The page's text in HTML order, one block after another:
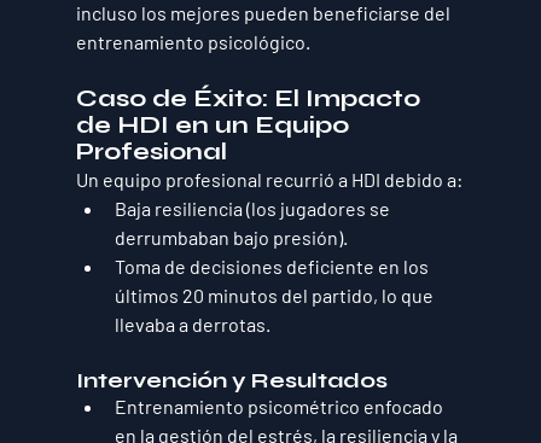
incluso los mejores pueden beneficiarse del
entrenamiento psicológico.
Caso de Éxito: El Impacto
de HDI en un Equipo
Profesional
Un equipo profesional recurrió a HDI debido a:
Baja resiliencia (los jugadores se
derrumbaban bajo presión).
Toma de decisiones deficiente en los
últimos 20 minutos del partido, lo que
llevaba a derrotas.
Intervención y Resultados
Entrenamiento psicométrico enfocado
en la gestión del estrés, la resiliencia y la